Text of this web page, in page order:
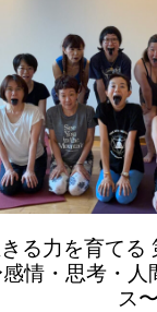
きる力を育てる
感情・思考・人
ス〜